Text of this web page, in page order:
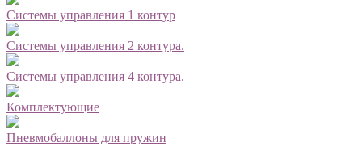
Системы управления 1 контур
Системы управления 2 контура.
Системы управления 4 контура.
Комплектующие
Пневмобаллоны для пружин